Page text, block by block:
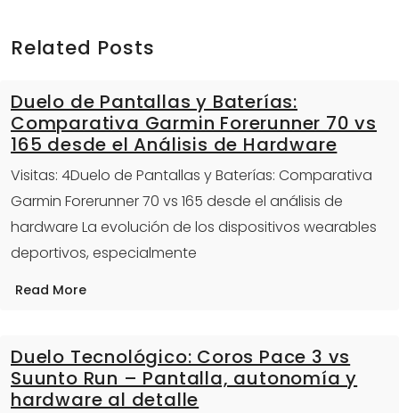
Related Posts
Duelo de Pantallas y Baterías:
Comparativa Garmin Forerunner 70 vs
165 desde el Análisis de Hardware
Visitas: 4Duelo de Pantallas y Baterías: Comparativa
Garmin Forerunner 70 vs 165 desde el análisis de
hardware La evolución de los dispositivos wearables
deportivos, especialmente
Read More
Duelo Tecnológico: Coros Pace 3 vs
Suunto Run – Pantalla, autonomía y
hardware al detalle